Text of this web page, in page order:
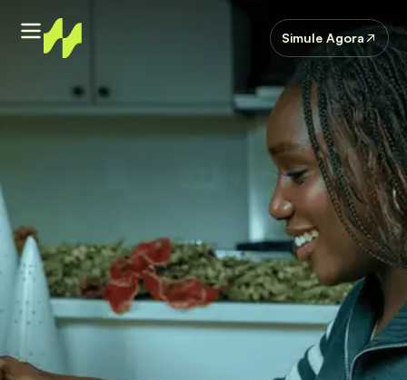
Simule Agora